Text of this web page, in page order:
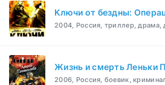
Ключи от бездны:
2004, Россия, триллер, драма,
Жизнь и смерть Леньки
2006, Россия, боевик,